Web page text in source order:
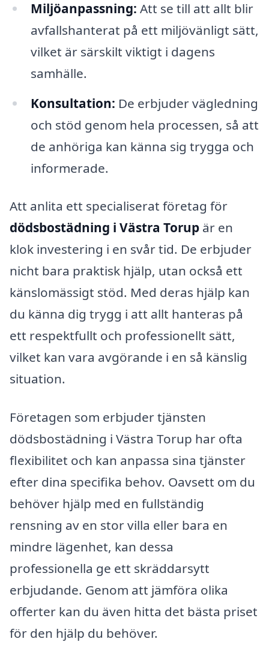
Miljöanpassning: Att se till att allt blir
avfallshanterat på ett miljövänligt sätt,
vilket är särskilt viktigt i dagens
samhälle.
Konsultation: De erbjuder vägledning
och stöd genom hela processen, så att
de anhöriga kan känna sig trygga och
informerade.
Att anlita ett specialiserat företag för
dödsbostädning i Västra Torup är en
klok investering i en svår tid. De erbjuder
nicht bara praktisk hjälp, utan också ett
känslomässigt stöd. Med deras hjälp kan
du känna dig trygg i att allt hanteras på
ett respektfullt och professionellt sätt,
vilket kan vara avgörande i en så känslig
situation.
Företagen som erbjuder tjänsten
dödsbostädning i Västra Torup har ofta
flexibilitet och kan anpassa sina tjänster
efter dina specifika behov. Oavsett om du
behöver hjälp med en fullständig
rensning av en stor villa eller bara en
mindre lägenhet, kan dessa
professionella ge ett skräddarsytt
erbjudande. Genom att jämföra olika
offerter kan du även hitta det bästa priset
för den hjälp du behöver.